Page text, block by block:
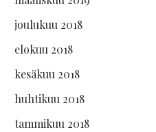
joulukuu 2018
elokuu 2018
kesäkuu 2018
huhtikuu 2018
tammikuu 2018